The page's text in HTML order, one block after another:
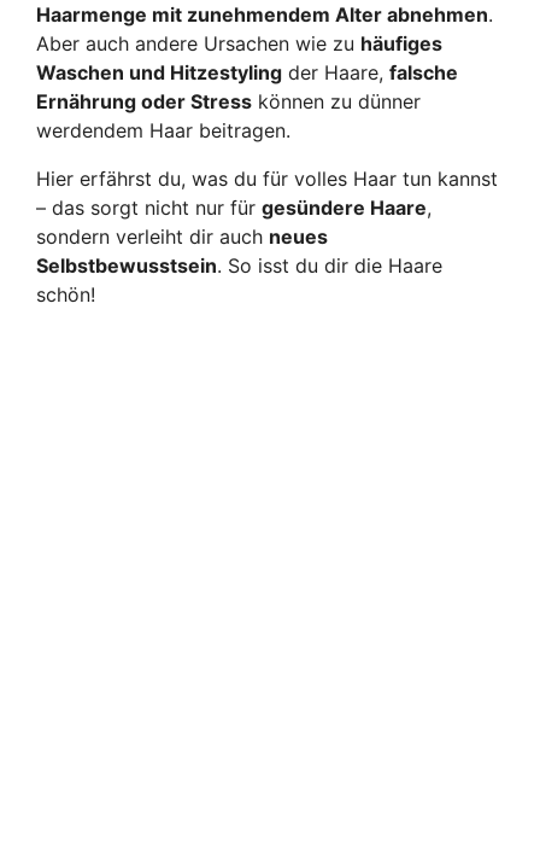
Haarmenge mit zunehmendem Alter abnehmen.
Aber auch andere Ursachen wie zu häufiges
Waschen und Hitzestyling der Haare, falsche
Ernährung oder Stress können zu dünner
werdendem Haar beitragen.
Hier erfährst du, was du für volles Haar tun kannst
– das sorgt nicht nur für gesündere Haare,
sondern verleiht dir auch neues
Selbstbewusstsein. So isst du dir die Haare
schön!